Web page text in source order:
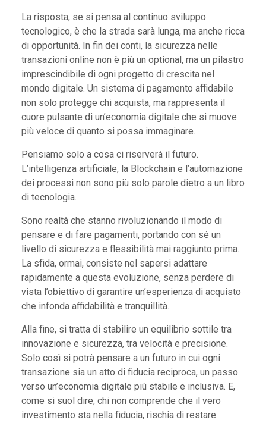
La risposta, se si pensa al continuo sviluppo
tecnologico, è che la strada sarà lunga, ma anche ricca
di opportunità. In fin dei conti, la sicurezza nelle
transazioni online non è più un optional, ma un pilastro
imprescindibile di ogni progetto di crescita nel
mondo digitale. Un sistema di pagamento affidabile
non solo protegge chi acquista, ma rappresenta il
cuore pulsante di un’economia digitale che si muove
più veloce di quanto si possa immaginare.
Pensiamo solo a cosa ci riserverà il futuro.
L’intelligenza artificiale, la Blockchain e l’automazione
dei processi non sono più solo parole dietro a un libro
di tecnologia.
Sono realtà che stanno rivoluzionando il modo di
pensare e di fare pagamenti, portando con sé un
livello di sicurezza e flessibilità mai raggiunto prima.
La sfida, ormai, consiste nel sapersi adattare
rapidamente a questa evoluzione, senza perdere di
vista l’obiettivo di garantire un’esperienza di acquisto
che infonda affidabilità e tranquillità.
Alla fine, si tratta di stabilire un equilibrio sottile tra
innovazione e sicurezza, tra velocità e precisione.
Solo così si potrà pensare a un futuro in cui ogni
transazione sia un atto di fiducia reciproca, un passo
verso un’economia digitale più stabile e inclusiva. E,
come si suol dire, chi non comprende che il vero
investimento sta nella fiducia, rischia di restare